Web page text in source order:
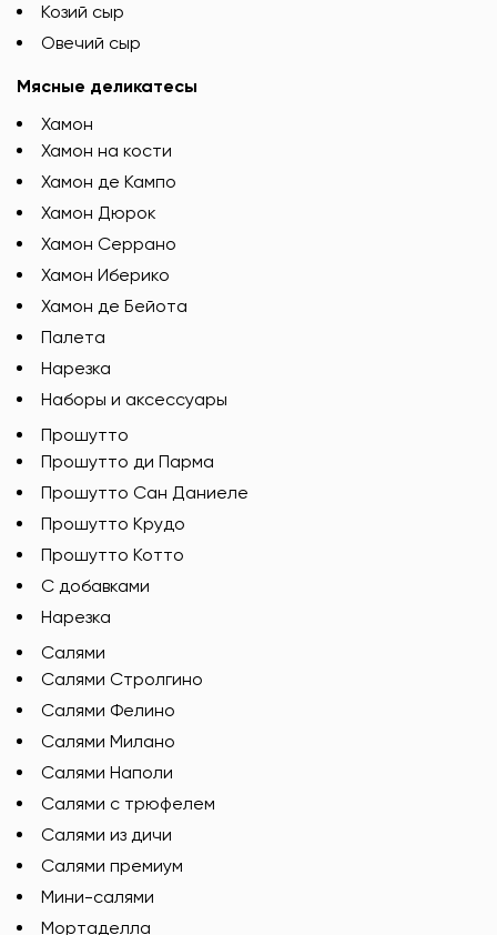
Козий сыр
Овечий сыр
Мясные деликатесы
Хамон
Хамон на кости
Хамон де Кампо
Хамон Дюрок
Хамон Серрано
Хамон Иберико
Хамон де Бейота
Палета
Нарезка
Наборы и аксессуары
Прошутто
Прошутто ди Парма
Прошутто Сан Даниеле
Прошутто Крудо
Прошутто Котто
С добавками
Нарезка
Салями
Салями Стролгино
Салями Фелино
Салями Милано
Салями Наполи
Салями с трюфелем
Салями из дичи
Салями премиум
Мини-салями
Мортаделла